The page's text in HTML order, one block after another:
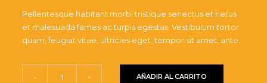
£32.00.£25.00.
Pellentesque habitant morbi tristique senectus et netus
et malesuada fames ac turpis egestas. Vestibulum tortor
quam, feugiat vitae, ultricies eget, tempor sit amet, ante.
- + AÑADIR AL CARRITO